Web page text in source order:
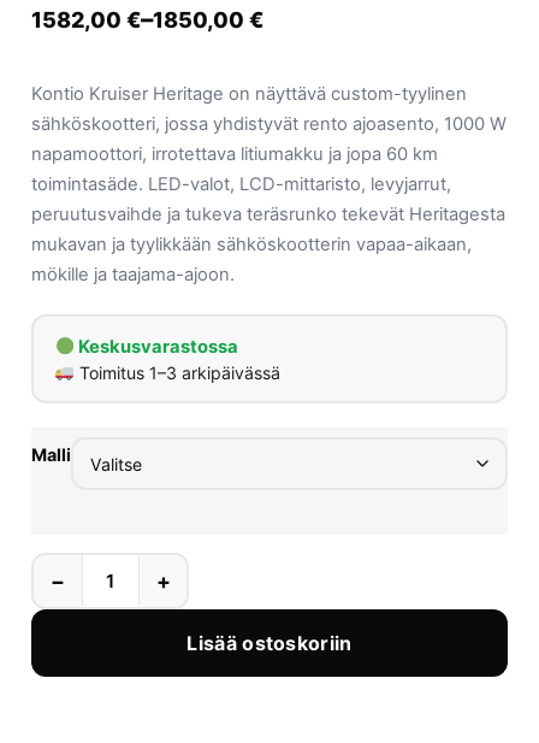
1582,00 €–1850,00 €
Kontio Kruiser Heritage on näyttävä custom-tyylinen
sähköskootteri, jossa yhdistyvät rento ajoasento, 1000 W
napamoottori, irrotettava litiumakku ja jopa 60 km
toimintasäde. LED-valot, LCD-mittaristo, levyjarrut,
peruutusvaihde ja tukeva teräsrunko tekevät Heritagesta
mukavan ja tyylikkään sähköskootterin vapaa-aikaan,
mökille ja taajama-ajoon.
Keskusvarastossa
Toimitus 1–3 arkipäivässä
Malli
− +
Lisää ostoskoriin